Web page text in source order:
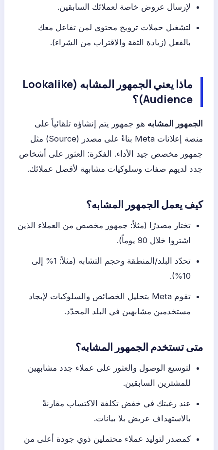
لإرسال عروض خاصة لعملائك السابقين.
لتشغيل حملات ترويج محتوى لمن تفاعل معك
بالفعل (زيادة الثقة والاقتراب من الشراء).
ماذا يعني الجمهور المشابه (Lookalike
Audience)؟
الجمهور المشابه هو جمهور يتم إنشاؤه تلقائياً على
منصة إعلانات Meta بناءً على مصدر (Source) مثل
جمهور مخصص جيد الأداء. الفكرة: العثور على أشخاص
جدد لديهم صفات وسلوكيات مشابهة لأفضل عملائك.
كيف يعمل الجمهور المشابه؟
تختار مصدرًا (مثلاً: جمهور مخصص من العملاء الذين
اشتروا خلال 90 يوماً).
تحدّد البلد/المنطقة وحجم التشابه (مثلاً: 1% إلى
10%).
تقوم Meta بتحليل الخصائص والسلوكيات لإيجاد
مستخدمين مشابهين في البلد المحدّد.
متى تستخدم الجمهور المشابه؟
لتوسيع الوصول والعثور على عملاء جدد مشابهين
للمشترين السابقين.
عند رغبتك في خفض تكلفة الاكتساب مقارنةً
بالاستهداف عريض بلا بيانات.
كمصدر لتوليد عملاء محتملين ذوي جودة أعلى من